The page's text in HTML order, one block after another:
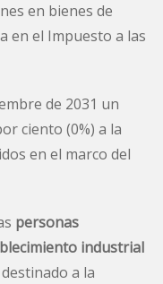
en bienes de
en el Impuesto a las
de 2031 un
ciento (0%) a la
en el marco del
personas
industrial
destinado a la